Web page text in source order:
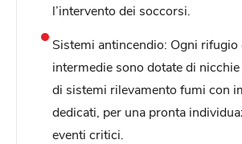
l’intervento dei soccorsi.
Sistemi antincendio: Ogni rifugio
intermedie sono dotate di
di sistemi rilevamento fumi con
dedicati, per una pronta
eventi critici.